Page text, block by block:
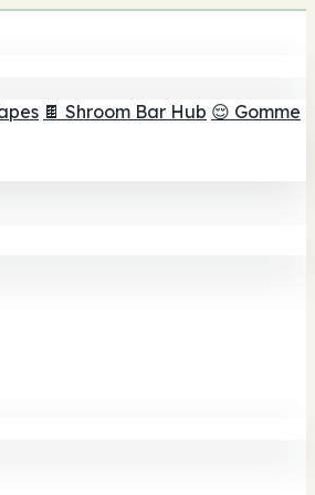
🍫 Shroom Bar Hub 😌 Gomme